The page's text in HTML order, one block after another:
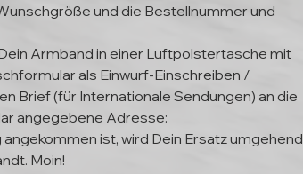
und die Bestellnummer und
Armband in einer Luftpolstertasche mit
als Einwurf-Einschreiben /
Brief (für Internationale Sendungen) an die
angegebene Adresse:
ist, wird Dein Ersatz umgehend
Moin!